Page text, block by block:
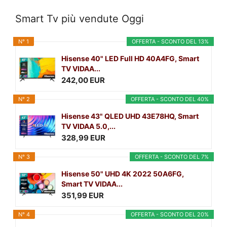
Smart Tv più vendute Oggi
OFFERTA - SCONTO DEL 13%
N° 1
Hisense 40" LED Full HD 40A4FG, Smart
TV VIDAA...
242,00 EUR
OFFERTA - SCONTO DEL 40%
N° 2
Hisense 43" QLED UHD 43E78HQ, Smart
TV VIDAA 5.0,...
328,99 EUR
OFFERTA - SCONTO DEL 7%
N° 3
Hisense 50" UHD 4K 2022 50A6FG,
Smart TV VIDAA...
351,99 EUR
OFFERTA - SCONTO DEL 20%
N° 4